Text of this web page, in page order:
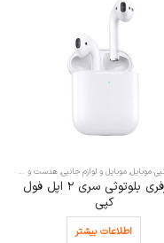
موبایل, موبایل و لوازم جانبی, هدست و هندزفری
هدفون لاجیتک مدل H111 مناسب
مرکز تماس
اطلاعات بیشتر